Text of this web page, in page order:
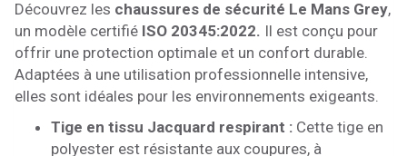
Découvrez les chaussures de sécurité Le Mans Grey,
un modèle certifié ISO 20345:2022. Il est conçu pour
offrir une protection optimale et un confort durable.
Adaptées à une utilisation professionnelle intensive,
elles sont idéales pour les environnements exigeants.
Tige en tissu Jacquard respirant : Cette tige en
polyester est résistante aux coupures, à